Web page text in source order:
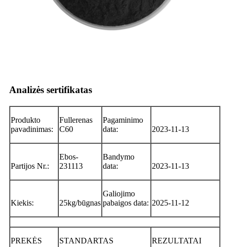
Analizės sertifikatas
Produkto
pavadinimas:
Fullerenas
C60
Pagaminimo
data:
2023-11-13
Partijos Nr.:
Ebos-
231113
Bandymo
data:
2023-11-13
Kiekis: 25kg/būgnas
Galiojimo
pabaigos data: 2025-11-12
PREKĖS STANDARTAS REZULTATAI